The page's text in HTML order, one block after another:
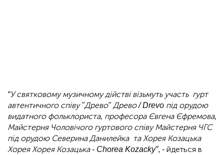
“У святковому музичному дійстві візьмуть участь гурт
автентичного співу "Древо" Древо / Drevo під орудою
видатного фольклориста, професора Євгена Єфремова,
Майстерня Чоловічого гуртового співу Майстерня ЧГС
під орудою Северина Данилейка та Хорея Козацька
Хорея Хорея Козацька - Chorea Kozacky”, - йдеться в